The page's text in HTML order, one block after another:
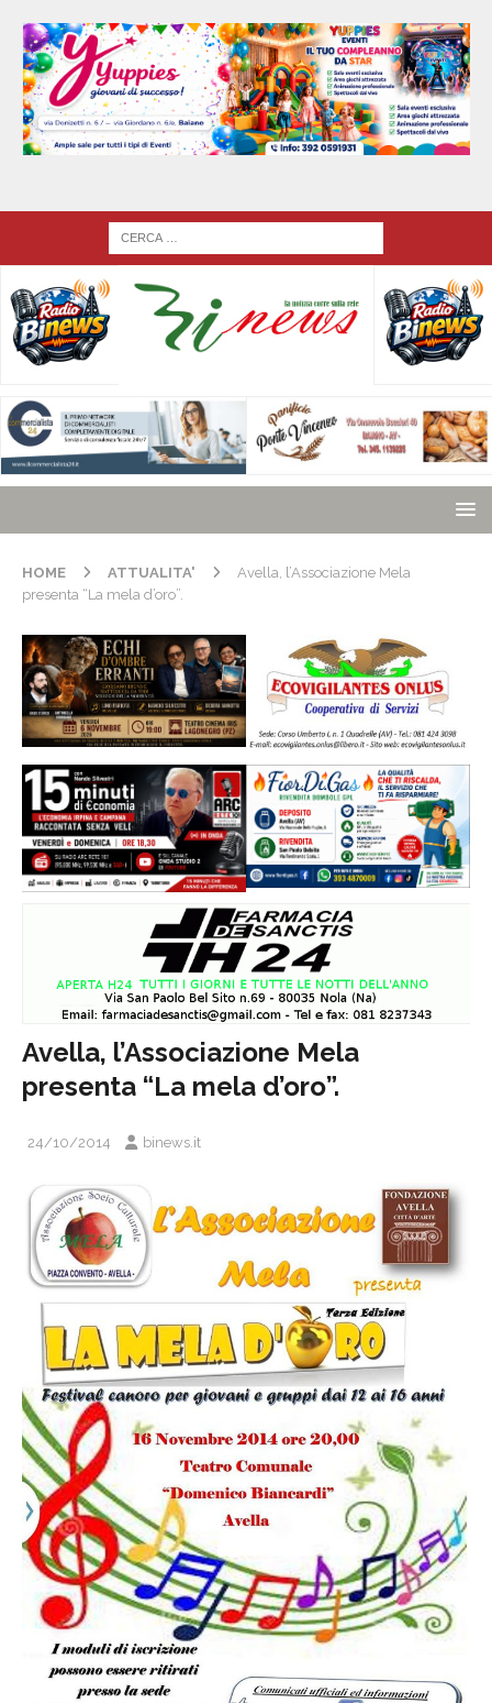
HOME ATTUALITA'
Avella, l’Associazione Mela
presenta “La mela d’oro”.
Avella, l’Associazione Mela
presenta “La mela d’oro”.
24/10/2014 binews.it